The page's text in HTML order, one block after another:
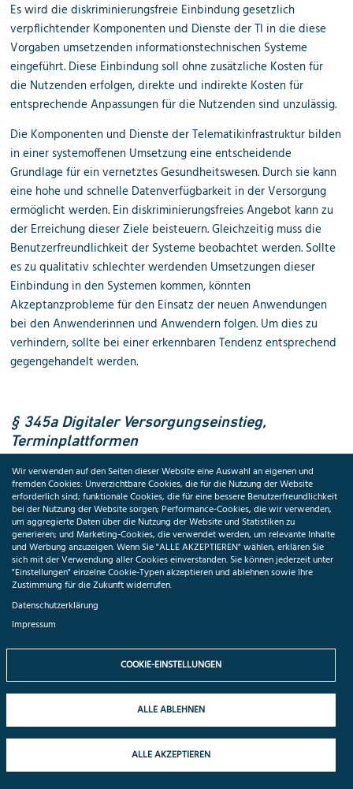
Es wird die diskriminierungsfreie Einbindung gesetzlich
verpflichtender Komponenten und Dienste der TI in die diese
Vorgaben umsetzenden informationstechnischen Systeme
eingeführt. Diese Einbindung soll ohne zusätzliche Kosten für
die Nutzenden erfolgen, direkte und indirekte Kosten für
entsprechende Anpassungen für die Nutzenden sind unzulässig.
Die Komponenten und Dienste der Telematikinfrastruktur bilden
in einer systemoffenen Umsetzung eine entscheidende
Grundlage für ein vernetztes Gesundheitswesen. Durch sie kann
eine hohe und schnelle Datenverfügbarkeit in der Versorgung
ermöglicht werden. Ein diskriminierungsfreies Angebot kann zu
der Erreichung dieser Ziele beisteuern. Gleichzeitig muss die
Benutzerfreundlichkeit der Systeme beobachtet werden. Sollte
es zu qualitativ schlechter werdenden Umsetzungen dieser
Einbindung in den Systemen kommen, könnten
Akzeptanzprobleme für den Einsatz der neuen Anwendungen
bei den Anwenderinnen und Anwendern folgen. Um dies zu
verhindern, sollte bei einer erkennbaren Tendenz entsprechend
gegengehandelt werden.
§ 345a Digitaler Versorgungseinstieg,
Terminplattformen
Hier entstehen neue, standardisierte Datenerhebungen –
einschließlich Qualitätsanforderungen (z. B.
Sensitivität/Spezifität) und laufender Evaluation – sowie
zusätzliche Schnittstellen.
Empfehlung:Erforderlich ist ein interoperabler Datenaustausch
mit ePA, eÜberweisung sowie Praxis-/Kliniksystemen, der von
stattdessen sollten verbindliche Standards die durchgängige
Integration in bestehende (Hausarztzentrierte Versorgung) und
geplante Versorgungsprozesse sicherstellen. Zur
Ressourcenminimierung sollte mitgedacht werden, dass nicht
mehrere Fachärztinnen und Fachärzte gleichzeitig genutzt
werden. Das Recht auf Zweitmeinung bleibt davon unberührt.
§ 345b Datengestützte Informationen zur
Wir verwenden auf den Seiten dieser Website eine Auswahl an eigenen und
fremden Cookies: Unverzichtbare Cookies, die für die Nutzung der Website
erforderlich sind; funktionale Cookies, die für eine bessere Benutzerfreundlichkeit
bei der Nutzung der Website sorgen; Performance-Cookies, die wir verwenden,
um aggregierte Daten über die Nutzung der Website und Statistiken zu
generieren; und Marketing-Cookies, die verwendet werden, um relevante Inhalte
und Werbung anzuzeigen. Wenn Sie "ALLE AKZEPTIEREN" wählen, erklären Sie
sich mit der Verwendung aller Cookies einverstanden. Sie können jederzeit unter
"Einstellungen" einzelne Cookie-Typen akzeptieren und ablehnen sowie Ihre
Zustimmung für die Zukunft widerrufen.
Datenschutzerklärung
Impressum
COOKIE-EINSTELLUNGEN
ALLE ABLEHNEN
ALLE AKZEPTIEREN